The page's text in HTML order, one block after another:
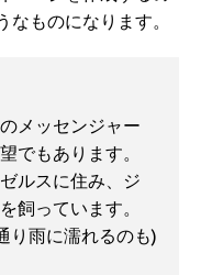
ものになります。
メッセンジャー
でもあります。
ルスに住み、ジ
飼っています。
り雨に濡れるのも)